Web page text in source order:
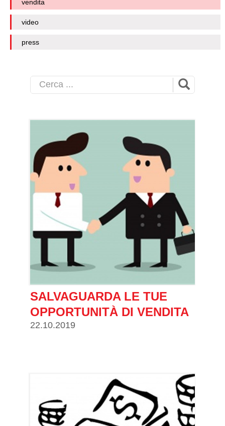
vendita
video
press
SALVAGUARDA LE TUE
OPPORTUNITÀ DI VENDITA
22.10.2019